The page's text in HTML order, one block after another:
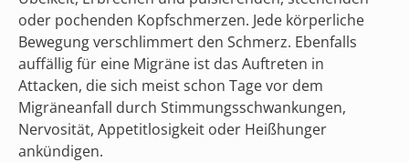
oder pochenden Kopfschmerzen. Jede körperliche
Bewegung verschlimmert den Schmerz. Ebenfalls
auffällig für eine Migräne ist das Auftreten in
Attacken, die sich meist schon Tage vor dem
Migräneanfall durch Stimmungsschwankungen,
Nervosität, Appetitlosigkeit oder Heißhunger
ankündigen.